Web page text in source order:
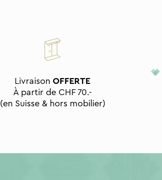
LivraisonOFFERTE
À partir de CHF 70.-
(en Suisse & hors mobilier)